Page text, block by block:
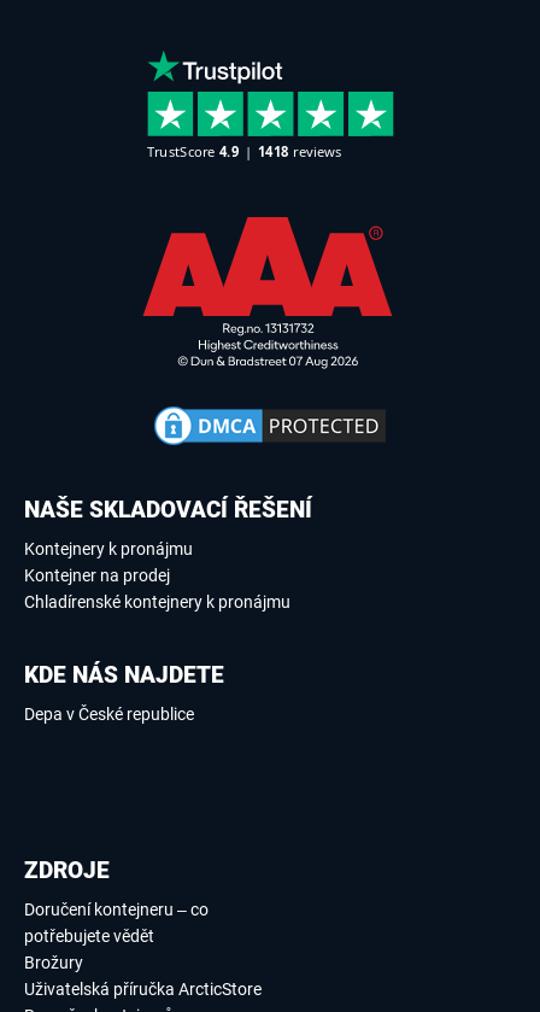
NAŠE SKLADOVACÍ ŘEŠENÍ
Kontejnery k pronájmu
Kontejner na prodej
Chladírenské kontejnery k pronájmu
KDE NÁS NAJDETE
Depa v České republice
ZDROJE
Doručení kontejneru – co
potřebujete vědět
Brožury
Uživatelská příručka ArcticStore